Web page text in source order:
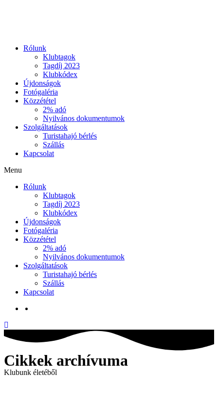
Rólunk
Klubtagok
Tagdíj 2023
Klubkódex
Újdonságok
Fotógaléria
Közzététel
2% adó
Nyilvános dokumentumok
Szolgáltatások
Turistahajó bérlés
Szállás
Kapcsolat
Menu
Rólunk
Klubtagok
Tagdíj 2023
Klubkódex
Újdonságok
Fotógaléria
Közzététel
2% adó
Nyilvános dokumentumok
Szolgáltatások
Turistahajó bérlés
Szállás
Kapcsolat
Cikkek archívuma
Klubunk életéből